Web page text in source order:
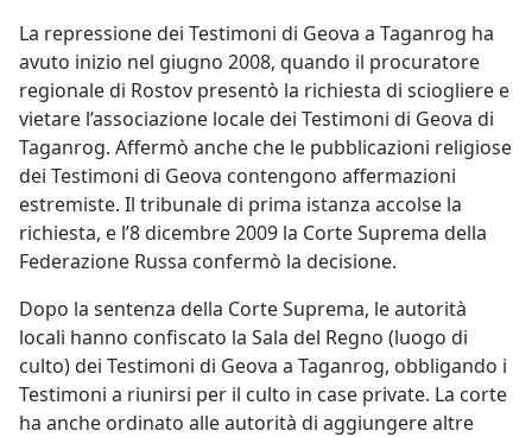
La repressione dei Testimoni di Geova a Taganrog ha
avuto inizio nel giugno 2008, quando il procuratore
regionale di Rostov presentò la richiesta di sciogliere e
vietare l’associazione locale dei Testimoni di Geova di
Taganrog. Affermò anche che le pubblicazioni religiose
dei Testimoni di Geova contengono affermazioni
estremiste. Il tribunale di prima istanza accolse la
richiesta, e l’8 dicembre 2009 la Corte Suprema della
Federazione Russa confermò la decisione.
Dopo la sentenza della Corte Suprema, le autorità
locali hanno confiscato la Sala del Regno (luogo di
culto) dei Testimoni di Geova a Taganrog, obbligando i
Testimoni a riunirsi per il culto in case private. La corte
ha anche ordinato alle autorità di aggiungere altre